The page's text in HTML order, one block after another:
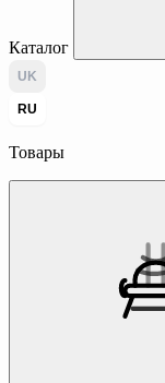
Каталог
UK
RU
Товары